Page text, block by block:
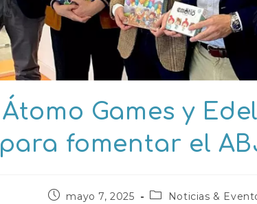
Átomo Games y
para fomentar el
Publicación
mayo 7, 2025
Categoría
Noticias &